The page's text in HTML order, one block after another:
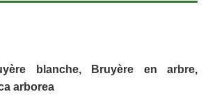
blanche, Bruyère en arbre,
arborea